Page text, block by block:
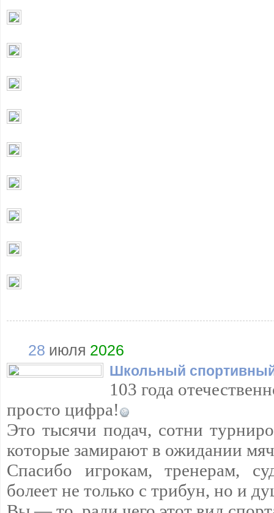
28 июля 2026
Школьный
103 года
просто цифра!
Это тысячи подач, сотни
которые замирают в ожидании
Спасибо игрокам, тренерам,
болеет не только с трибун, но и